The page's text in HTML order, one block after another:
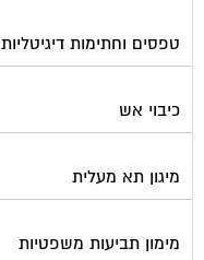
טפסים וחתימות דיגיטליות
כיבוי אש
מיגון תא מעלית
מימון תביעות משפטיות